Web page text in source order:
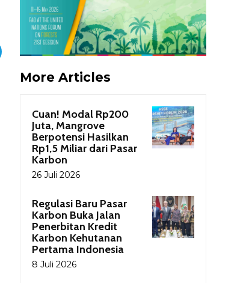
More Articles
Cuan! Modal Rp200
Juta, Mangrove
Berpotensi Hasilkan
Rp1,5 Miliar dari Pasar
Karbon
26 Juli 2026
Regulasi Baru Pasar
Karbon Buka Jalan
Penerbitan Kredit
Karbon Kehutanan
Pertama Indonesia
8 Juli 2026